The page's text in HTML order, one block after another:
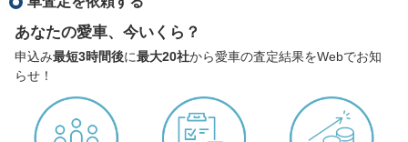
あなたの愛車、今いくら？
申込み最短3時間後に最大20社から愛車の査定結果をWebでお知
らせ！